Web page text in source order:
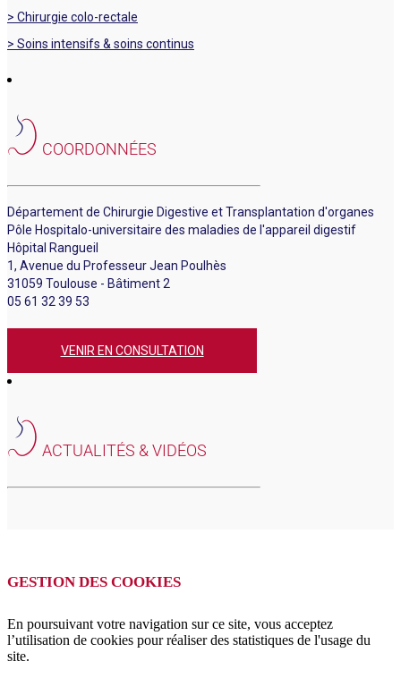
> Chirurgie colo-rectale
> Soins intensifs & soins continus
COORDONNÉES
Département de Chirurgie Digestive et Transplantation d'organes
Pôle Hospitalo-universitaire des maladies de l'appareil digestif
Hôpital Rangueil
1, Avenue du Professeur Jean Poulhès
31059 Toulouse - Bâtiment 2
05 61 32 39 53
VENIR EN CONSULTATION
ACTUALITÉS & VIDÉOS
GESTION DES COOKIES
En poursuivant votre navigation sur ce site, vous acceptez
l’utilisation de cookies pour réaliser des statistiques de l'usage du
site.